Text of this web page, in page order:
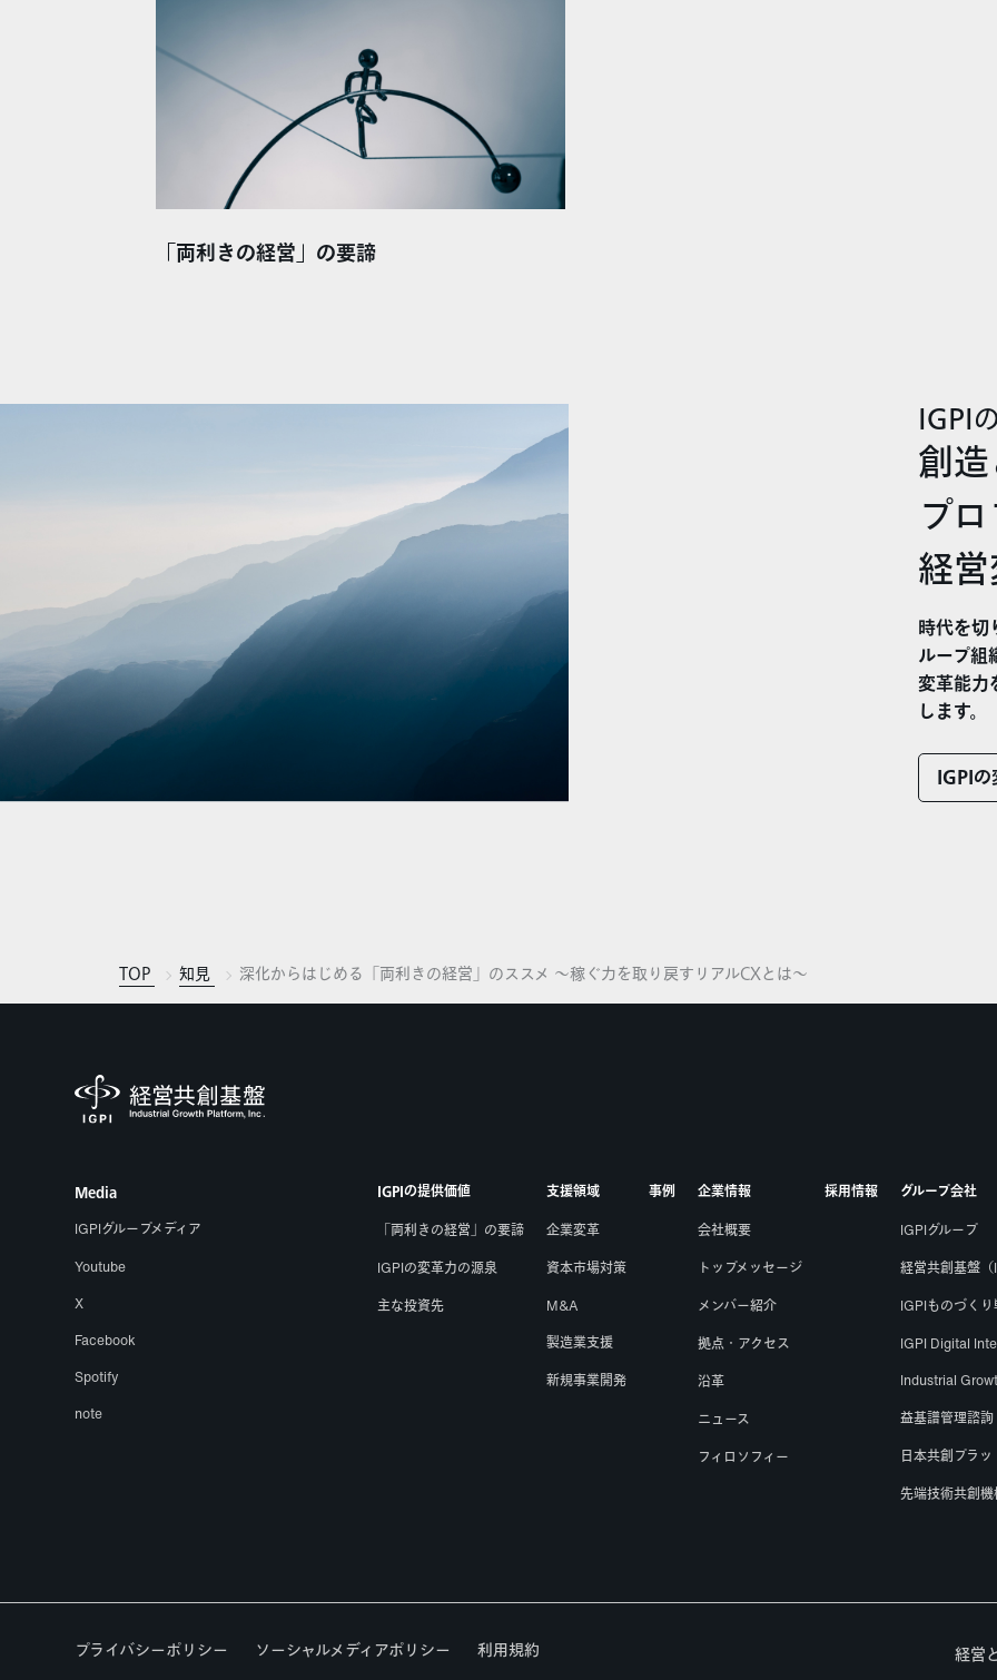
「両利きの経営」の要諦
IGPI
創
プ
経
時代を切
ループ組
変革能力
します。
IGPI
TOP 知見 深化からはじめる「両利きの経営」のススメ ～稼ぐ力を取り戻すリアルCXとは～
Media
IGPIグループメディア
Youtube
X
Facebook
Spotify
note
IGPIの提供価値
「両利きの経営」の要諦
IGPIの変革力の源泉
主な投資先
支援領域
企業変革
資本市場対策
M&A
製造業支援
新規事業開発
事例 企業情報
会社概要
トップメッセージ
メンバー紹介
拠点・アクセス
沿革
ニュース
フィロソフィー
採用情報 グループ会社
IGPIグループ
経営共創基盤
IGPIものづく
IGPI Digital
Industrial
益基譜管理諮
日本共創プラ
先端技術共創
プライバシーポリシー ソーシャルメディアポリシー 利用規約 経営